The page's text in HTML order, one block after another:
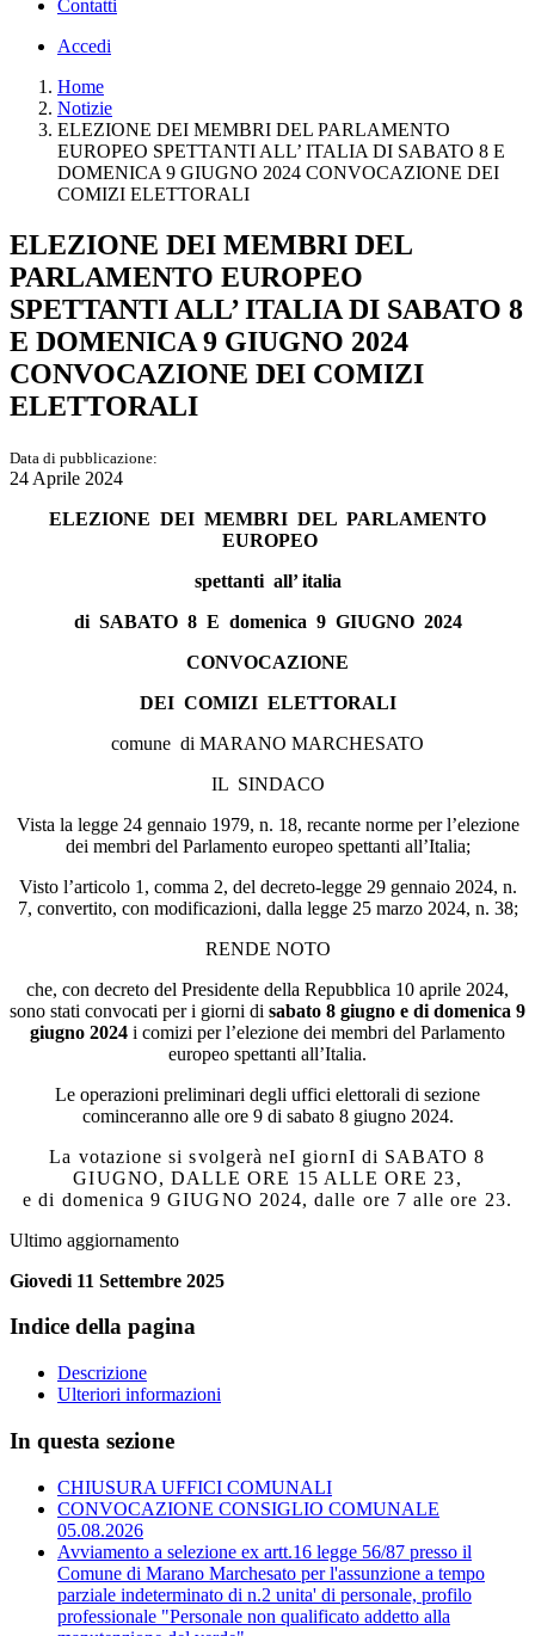
Contatti
Accedi
Home
Notizie
ELEZIONE DEI MEMBRI DEL PARLAMENTO
EUROPEO SPETTANTI ALL’ ITALIA DI SABATO 8 E
DOMENICA 9 GIUGNO 2024 CONVOCAZIONE DEI
COMIZI ELETTORALI
ELEZIONE DEI MEMBRI DEL
PARLAMENTO EUROPEO
SPETTANTI ALL’ ITALIA DI SABATO 8
E DOMENICA 9 GIUGNO 2024
CONVOCAZIONE DEI COMIZI
ELETTORALI
Data di pubblicazione:
24 Aprile 2024
ELEZIONE DEI MEMBRI DEL PARLAMENTO
EUROPEO
spettanti all’ italia
di SABATO 8 E domenica 9 GIUGNO 2024
CONVOCAZIONE
DEI COMIZI ELETTORALI
comune di MARANO MARCHESATO
IL SINDACO
Vista la legge 24 gennaio 1979, n. 18, recante norme per l’elezione
dei membri del Parlamento europeo spettanti all’Italia;
Visto l’articolo 1, comma 2, del decreto-legge 29 gennaio 2024, n.
7, convertito, con modificazioni, dalla legge 25 marzo 2024, n. 38;
RENDE NOTO
che, con decreto del Presidente della Repubblica 10 aprile 2024,
sono stati convocati per i giorni di sabato 8 giugno e di domenica 9
giugno 2024 i comizi per l’elezione dei membri del Parlamento
europeo spettanti all’Italia.
Le operazioni preliminari degli uffici elettorali di sezione
cominceranno alle ore 9 di sabato 8 giugno 2024.
La votazione si svolgerà neI giornI di SABATO 8
GIUGNO, DALLE ORE 15 ALLE ORE 23,
e di domenica 9 GIUGNO 2024, dalle ore 7 alle ore 23.
Ultimo aggiornamento
Giovedi 11 Settembre 2025
Indice della pagina
Descrizione
Ulteriori informazioni
In questa sezione
CHIUSURA UFFICI COMUNALI
CONVOCAZIONE CONSIGLIO COMUNALE
05.08.2026
Avviamento a selezione ex artt.16 legge 56/87 presso il
Comune di Marano Marchesato per l'assunzione a tempo
parziale indeterminato di n.2 unita' di personale, profilo
professionale "Personale non qualificato addetto alla